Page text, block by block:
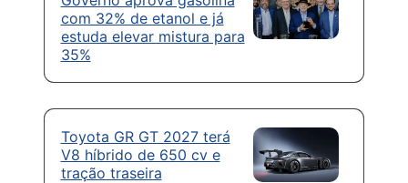
com 32% de etanol e já
estuda elevar mistura para
35%
Toyota GR GT 2027 terá
V8 híbrido de 650 cv e
tração traseira